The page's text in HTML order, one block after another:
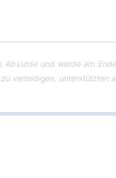
und werde am
verteidigen,